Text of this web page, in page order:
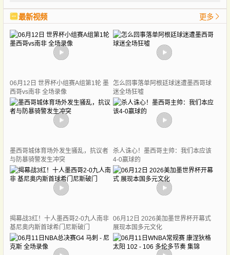
最新视频 更多
06月12日 世界杯小组赛A组第1轮 墨
西哥vs南非 全场录像
怎么回事落单阿根廷球迷遭墨西哥球
迷全场狂嘘
墨西哥城体育场外发生骚乱，抗议者
与防暴骑警发生冲突
杀人诛心！墨西哥主帅：我们本应该
4-0赢球的
揭幕战3红！十人墨西哥2-0九人南非
基尼奥内斯首球希门尼斯破门
06月12日 2026美加墨世界杯开幕式
展现本国多元文化